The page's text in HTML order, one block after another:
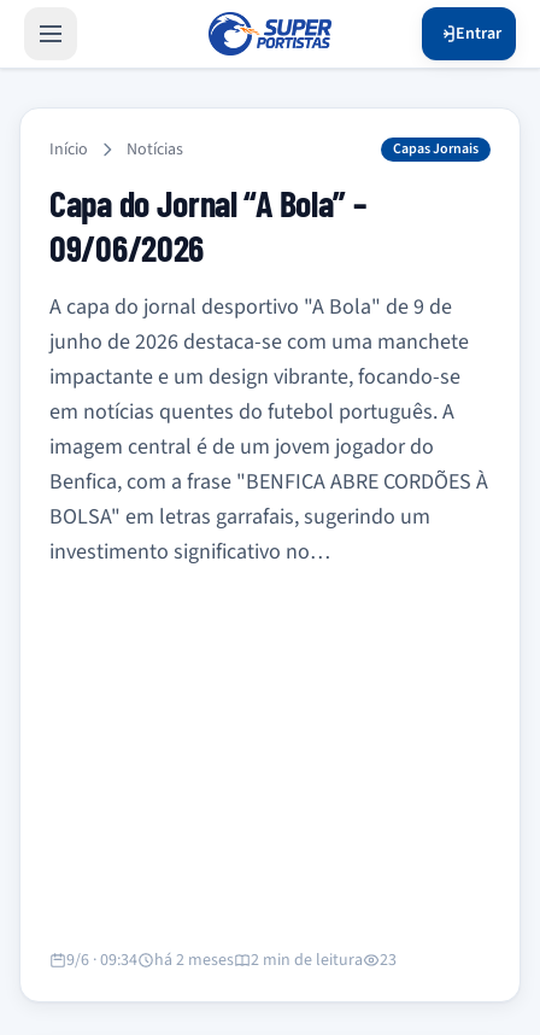
Entrar
Início Notícias Capas Jornais
Capa do Jornal “A Bola” –
09/06/2026
A capa do jornal desportivo "A Bola" de 9 de
junho de 2026 destaca-se com uma manchete
impactante e um design vibrante, focando-se
em notícias quentes do futebol português. A
imagem central é de um jovem jogador do
Benfica, com a frase "BENFICA ABRE CORDÕES À
BOLSA" em letras garrafais, sugerindo um
investimento significativo no…
9/6 · 09:34 há 2 meses 2 min de leitura 23